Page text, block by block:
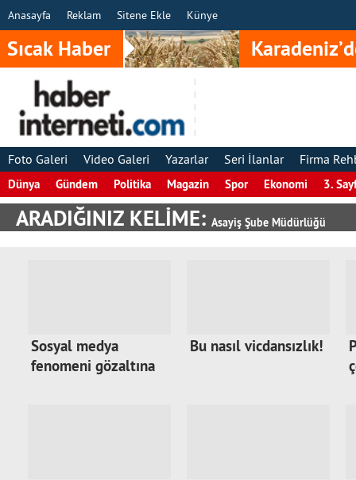
Anasayfa Reklam Sitene Ekle Künye
Sıcak Haber
Foto Galeri Video Galeri Yazarlar Seri İlanlar Firma
Dünya Gündem Politika Magazin Spor Ekonomi 3.
ARADIĞINIZ KELİME: Asayiş Şube Müdürlüğü
Sosyal medya
fenomeni gözaltına
Bu nasıl vicdansızlık!